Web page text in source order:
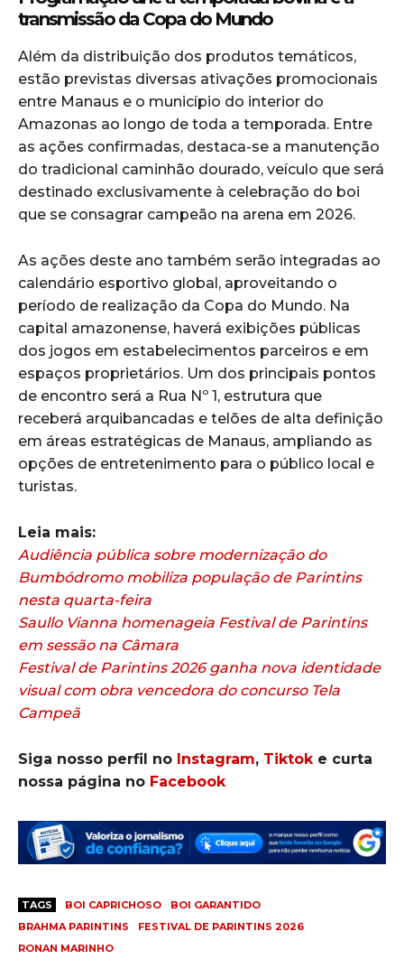
transmissão da Copa do Mundo
Além da distribuição dos produtos temáticos,
estão previstas diversas ativações promocionais
entre Manaus e o município do interior do
Amazonas ao longo de toda a temporada. Entre
as ações confirmadas, destaca-se a manutenção
do tradicional caminhão dourado, veículo que será
destinado exclusivamente à celebração do boi
que se consagrar campeão na arena em 2026.
As ações deste ano também serão integradas ao
calendário esportivo global, aproveitando o
período de realização da Copa do Mundo. Na
capital amazonense, haverá exibições públicas
dos jogos em estabelecimentos parceiros e em
espaços proprietários. Um dos principais pontos
de encontro será a Rua Nº 1, estrutura que
receberá arquibancadas e telões de alta definição
em áreas estratégicas de Manaus, ampliando as
opções de entretenimento para o público local e
turistas.
Leia mais:
Audiência pública sobre modernização do
Bumbódromo mobiliza população de Parintins
nesta quarta-feira
Saullo Vianna homenageia Festival de Parintins
em sessão na Câmara
Festival de Parintins 2026 ganha nova identidade
visual com obra vencedora do concurso Tela
Campeã
Siga nosso perfil no Instagram, Tiktok e curta
nossa página no Facebook
TAGS BOI CAPRICHOSO
BOI GARANTIDO
BRAHMA PARINTINS
FESTIVAL DE PARINTINS 2026
RONAN MARINHO